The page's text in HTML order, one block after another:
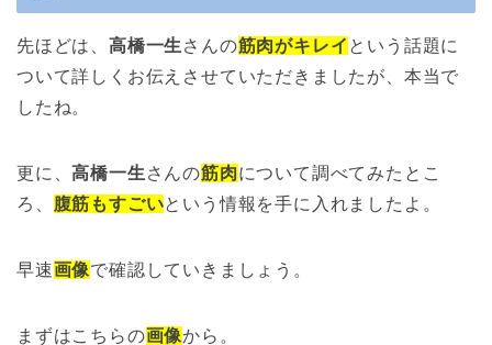
先ほどは、 高橋一生 さんの筋肉がキレイ という話題に
ついて詳しくお伝えさせていただきましたが、本当で
したね。
更に、高橋一生 さんの筋肉について調べてみたとこ
ろ、 腹筋もすごいという情報を手に入れましたよ。
早速画像で確認していきましょう。
まずはこちらの画像から。